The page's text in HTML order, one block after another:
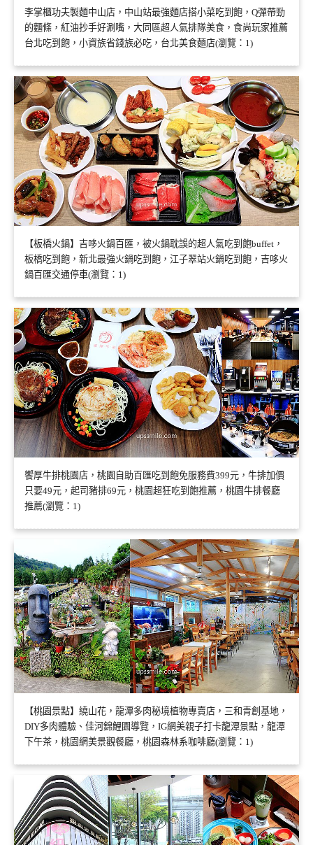
李掌櫃功夫製麵中山店，中山站最強麵店搭小菜吃到飽，Q彈帶勁
的麵條，紅油抄手好涮嘴，大同區超人氣排隊美食，食尚玩家推薦
台北吃到飽，小資族省錢族必吃，台北美食麵店(瀏覽：1)
【板橋火鍋】吉哆火鍋百匯，被火鍋耽誤的超人氣吃到飽buffet，
板橋吃到飽，新北最強火鍋吃到飽，江子翠站火鍋吃到飽，吉哆火
鍋百匯交通停車(瀏覽：1)
饗厚牛排桃園店，桃園自助百匯吃到飽免服務費399元，牛排加價
只要49元，起司豬排69元，桃園超狂吃到飽推薦，桃園牛排餐廳
推薦(瀏覽：1)
【桃園景點】繞山花，龍潭多肉秘境植物專賣店，三和青創基地，
DIY多肉體驗、佳河錦鯉園導覽，IG網美親子打卡龍潭景點，龍潭
下午茶，桃園網美景觀餐廳，桃園森林系咖啡廳(瀏覽：1)